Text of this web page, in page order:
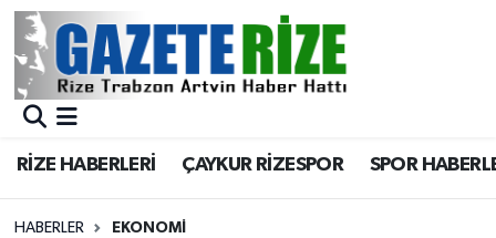
RİZE HABERLERİ ÇAYKUR RİZESPOR SPOR
HABERLER EKONOMİ
BÖLGEMİZ
Asayiş
Merkez Nöbetçi Eczaneler
Merkez Trafik Yoğunluk Haritası